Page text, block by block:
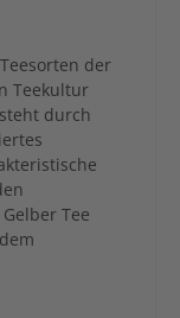
der
Teekultur
durch
Tee